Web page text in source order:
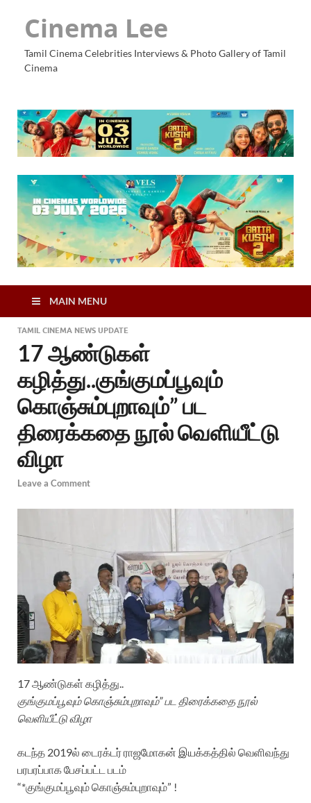
Cinema Lee
Tamil Cinema Celebrities Interviews & Photo Gallery of Tamil
Cinema
MAIN MENU
TAMIL CINEMA NEWS UPDATE
17 ஆண்டுகள்
கழித்து..குங்குமப்பூவும்
கொஞ்சும்புறாவும்” பட
திரைக்கதை நூல் வெளியீட்டு
விழா
Leave a Comment
17 ஆண்டுகள் கழித்து..
குங்குமப்பூவும் கொஞ்சும்புறாவும்” பட திரைக்கதை நூல்
வெளியீட்டு விழா
கடந்த 2019ல் டைரக்டர் ராஜமோகன் இயக்கத்தில் வெளிவந்து
பரபரப்பாக பேசப்பட்ட படம்
“*குங்குமப்பூவும் கொஞ்சும்புறாவும்” !